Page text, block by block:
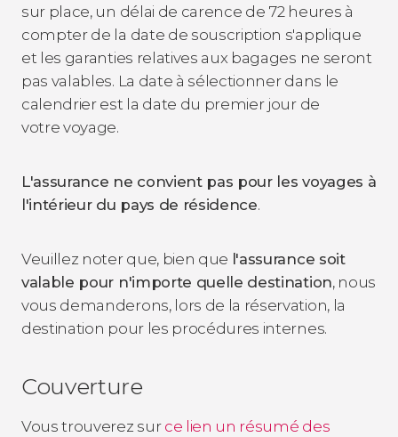
sur place, un délai de carence de 72 heures à
compter de la date de souscription s'applique
et les garanties relatives aux bagages ne seront
pas valables. La date à sélectionner dans le
calendrier est la date du premier jour de
votre voyage.
L'assurance ne convient pas pour les voyages à
l'intérieur du pays de résidence.
Veuillez noter que, bien que l'assurance soit
valable pour n'importe quelle destination, nous
vous demanderons, lors de la réservation, la
destination pour les procédures internes.
Couverture
Vous trouverez sur ce lien un résumé des